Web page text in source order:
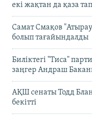
екі жақтан да қаза
Самат Смақов
болып тағайындалды
Биліктегі "Тиса"
заңгер Андраш
АҚШ сенаты Тодд
бекітті